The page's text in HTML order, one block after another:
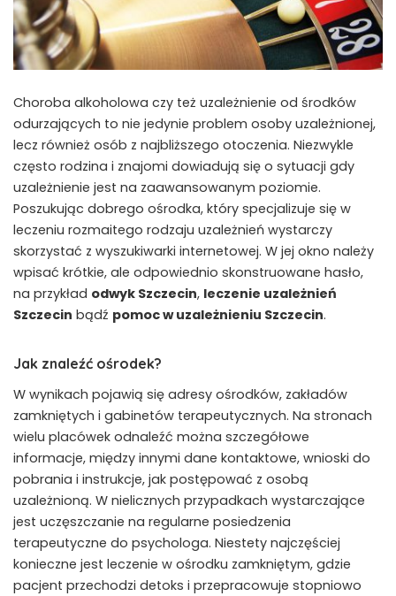
Choroba alkoholowa czy też uzależnienie od środków
odurzających to nie jedynie problem osoby uzależnionej,
lecz również osób z najbliższego otoczenia. Niezwykle
często rodzina i znajomi dowiadują się o sytuacji gdy
uzależnienie jest na zaawansowanym poziomie.
Poszukując dobrego ośrodka, który specjalizuje się w
leczeniu rozmaitego rodzaju uzależnień wystarczy
skorzystać z wyszukiwarki internetowej. W jej okno należy
wpisać krótkie, ale odpowiednio skonstruowane hasło,
na przykład odwyk Szczecin, leczenie uzależnień
Szczecin bądź pomoc w uzależnieniu Szczecin.
Jak znaleźć ośrodek?
W wynikach pojawią się adresy ośrodków, zakładów
zamkniętych i gabinetów terapeutycznych. Na stronach
wielu placówek odnaleźć można szczegółowe
informacje, między innymi dane kontaktowe, wnioski do
pobrania i instrukcje, jak postępować z osobą
uzależnioną. W nielicznych przypadkach wystarczające
jest uczęszczanie na regularne posiedzenia
terapeutyczne do psychologa. Niestety najczęściej
konieczne jest leczenie w ośrodku zamkniętym, gdzie
pacjent przechodzi detoks i przepracowuje stopniowo